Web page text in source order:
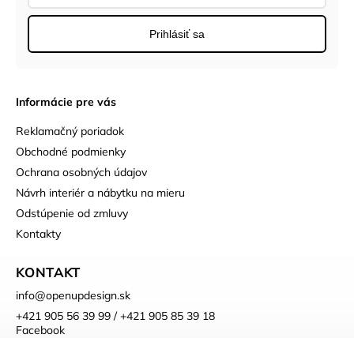
Informácie pre vás
Reklamačný poriadok
Obchodné podmienky
Ochrana osobných údajov
Návrh interiér a nábytku na mieru
Odstúpenie od zmluvy
Kontakty
KONTAKT
info@openupdesign.sk
+421 905 56 39 99 / +421 905 85 39 18
Facebook
Prihlásiť sa